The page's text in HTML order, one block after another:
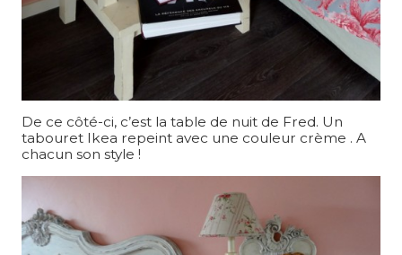
De ce côté-ci, c’est la table de nuit de Fred. Un
tabouret Ikea repeint avec une couleur crème . A
chacun son style !